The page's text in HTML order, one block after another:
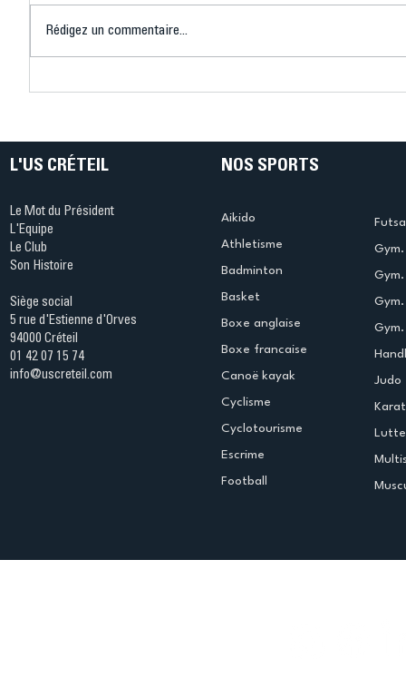
Rédigez un commentaire...
L'US CRÉTEIL
Le Mot du Président
L'Equipe
Le Club
Son Histoire
Siège social
5 rue d'Estienne d'Orves
94000 Créteil
01 42 07 15 74
info@uscreteil.com
NOS SPORTS
Aikido
Athletisme
Badminton
Basket
Boxe anglaise
Boxe francaise
Canoë kayak
Cyclisme
Cyclotourisme
Escrime
Football
Judo
Lutte